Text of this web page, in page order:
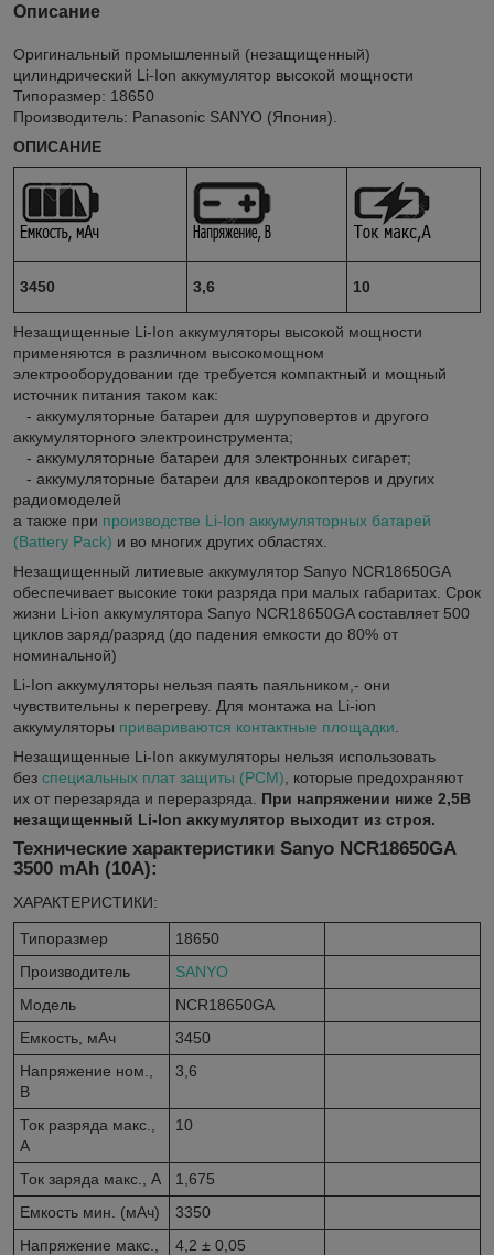
Описание
Оригинальный промышленный (незащищенный)
цилиндрический Li-Ion аккумулятор высокой мощности
Типоразмер: 18650
Производитель: Panasonic SANYO (Япония).
ОПИСАНИЕ
3450 3,6 10
Незащищенные Li-Ion аккумуляторы высокой мощности
применяются в различном высокомощном
электрооборудовании где требуется компактный и мощный
источник питания таком как:
- аккумуляторные батареи для шуруповертов и другого
аккумуляторного электроинструмента;
- аккумуляторные батареи для электронных сигарет;
- аккумуляторные батареи для квадрокоптеров и других
радиомоделей
а также при производстве Li-Ion аккумуляторных батарей
(Battery Pack) и во многих других областях.
Незащищенный литиевые аккумулятор Sanyo NCR18650GA
обеспечивает высокие токи разряда при малых габаритах. Срок
жизни Li-ion аккумулятора Sanyo NCR18650GA составляет 500
циклов заряд/разряд (до падения емкости до 80% от
номинальной)
Li-Ion аккумуляторы нельзя паять паяльником,- они
чувствительны к перегреву. Для монтажа на Li-ion
аккумуляторы привариваются контактные площадки
Незащищенные Li-Ion аккумуляторы нельзя использовать
без специальных плат защиты (PCM) , которые предохраняют
их от перезаряда и переразряда. При напряжении ниже 2,5В
незащищенный Li-Ion аккумулятор выходит из строя.
Технические характеристики Sanyo NCR18650GA
3500 mAh (10A):
ХАРАКТЕРИСТИКИ:
Типоразмер
18650
Производитель
SANYO
Модель
NCR18650GA
Емкость, мАч
3450
Напряжение ном.,
В
3,6
Ток разряда макс.,
А
10
Ток заряда макс., А
1,675
Емкость мин. (мАч)
3350
Напряжение макс.,
4,2 ± 0,05